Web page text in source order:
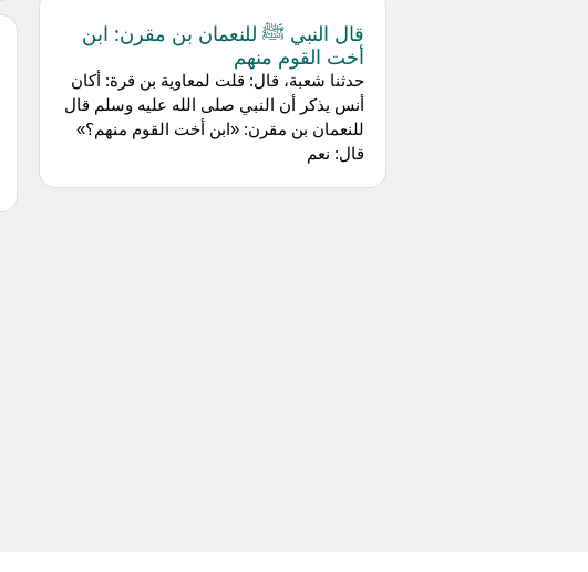
قال النبي ﷺ للنعمان بن مقرن: ابن
أخت القوم منهم
حدثنا شعبة، قال: قلت لمعاوية بن قرة: أكان
أنس يذكر أن النبي صلى الله عليه وسلم قال
للنعمان بن مقرن: «ابن أخت القوم منهم؟»
قال: نعم